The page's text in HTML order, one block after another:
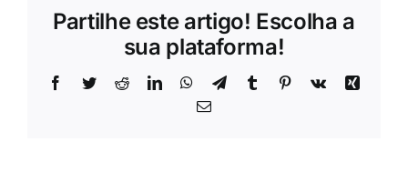
Partilhe este artigo! Escolha a
sua plataforma!
Facebook
TwitterRedditLinkedInWhatsApp
TelegramTumblr Pinterest
Vk
Xing
Email